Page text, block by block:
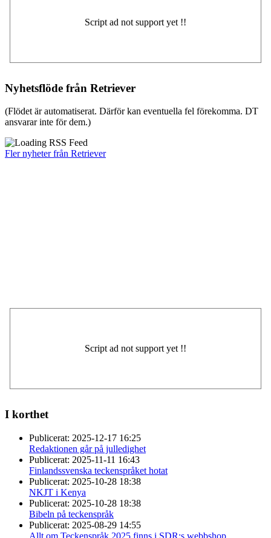
Nyhetsflöde från Retriever
(Flödet är automatiserat. Därför kan eventuella fel förekomma. DT
ansvarar inte för dem.)
Fler nyheter från Retriever
I korthet
Publicerat: 2025-12-17 16:25
Redaktionen går på julledighet
Publicerat: 2025-11-11 16:43
Finlandssvenska teckenspråket hotat
Publicerat: 2025-10-28 18:38
NKJT i Kenya
Publicerat: 2025-10-28 18:38
Bibeln på teckenspråk
Publicerat: 2025-08-29 14:55
Allt om Teckenspråk 2025 finns i SDR:s webbshop